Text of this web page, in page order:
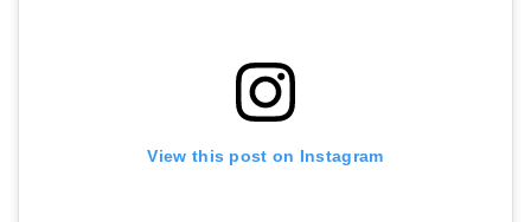
View this post on Instagram